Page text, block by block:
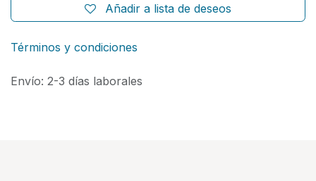
Añadir a lista de deseos
Términos y condiciones
Envío: 2-3 días laborales